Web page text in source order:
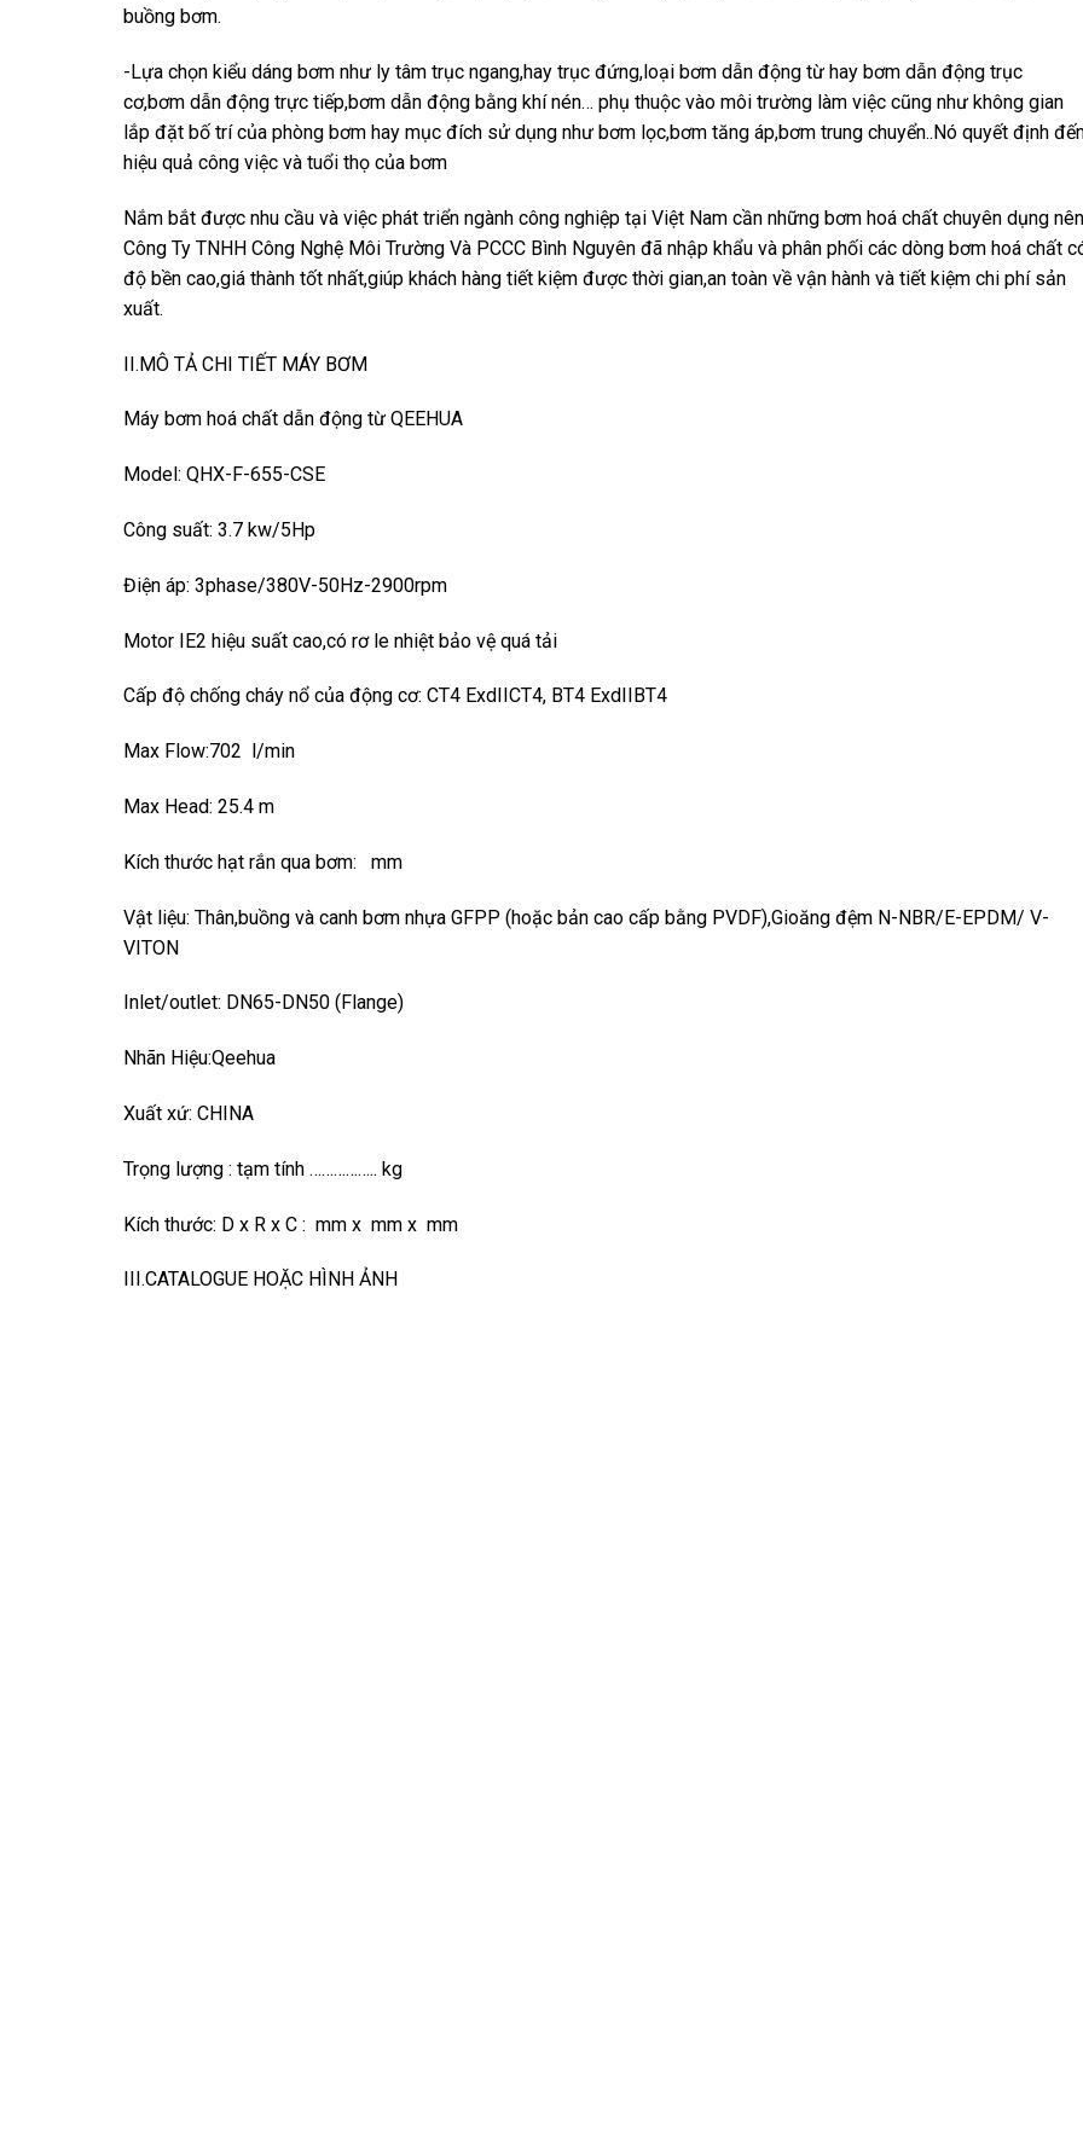
buồng bơm.
-Lựa chọn kiểu dáng bơm như ly tâm trục ngang,hay trục đứng,loại bơm dẫn động từ hay bơm dẫn động trục
cơ,bơm dẫn động trực tiếp,bơm dẫn động bằng khí nén… phụ thuộc vào môi trường làm việc cũng như không gian
lắp đặt bố trí của phòng bơm hay mục đích sử dụng như bơm lọc,bơm tăng áp,bơm trung chuyển..Nó quyết định
hiệu quả công việc và tuổi thọ của bơm
Nắm bắt được nhu cầu và việc phát triển ngành công nghiệp tại Việt Nam cần những bơm hoá chất chuyên dụng nên
Công Ty TNHH Công Nghệ Môi Trường Và PCCC Bình Nguyên đã nhập khẩu và phân phối các dòng bơm hoá chất
độ bền cao,giá thành tốt nhất,giúp khách hàng tiết kiệm được thời gian,an toàn về vận hành và tiết kiệm chi phí sản
xuất.
II.MÔ TẢ CHI TIẾT MÁY BƠM
Máy bơm hoá chất dẫn động từ QEEHUA
Model: QHX-F-655-CSE
Công suất: 3.7 kw/5Hp
Điện áp: 3phase/380V-50Hz-2900rpm
Motor IE2 hiệu suất cao,có rơ le nhiệt bảo vệ quá tải
Cấp độ chống cháy nổ của động cơ: CT4 ExdIICT4, BT4 ExdIIBT4
Max Flow:702 l/min
Max Head: 25.4 m
Kích thước hạt rắn qua bơm: mm
Vật liệu: Thân,buồng và canh bơm nhựa GFPP (hoặc bản cao cấp bằng PVDF),Gioăng đệm N-NBR/E-EPDM/ V-
VITON
Inlet/outlet: DN65-DN50 (Flange)
Nhãn Hiệu:Qeehua
Xuất xứ: CHINA
Trọng lượng : tạm tính …………….. kg
Kích thước: D x R x C : mm x mm x mm
III.CATALOGUE HOẶC HÌNH ẢNH